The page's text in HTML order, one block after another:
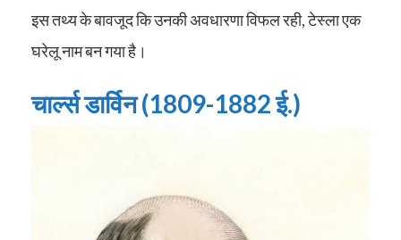
इस तथ्य के बावजूद कि उनकी अवधारणा विफल रही, टेस्ला एक
घरेलू नाम बन गया है।
चार्ल्स डार्विन (1809-1882 ई.)